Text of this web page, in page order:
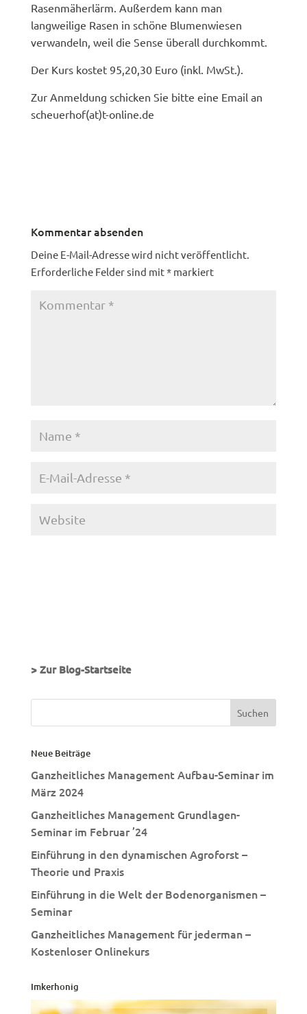
Rasenmäherlärm. Außerdem kann man
langweilige Rasen in schöne Blumenwiesen
verwandeln, weil die Sense überall durchkommt.
Der Kurs kostet 95,20,30 Euro (inkl. MwSt.).
Zur Anmeldung schicken Sie bitte eine Email an
scheuerhof(at)t-online.de
Kommentar absenden
Deine E-Mail-Adresse wird nicht veröffentlicht.
Erforderliche Felder sind mit*markiert
> Zur Blog-Startseite
Neue Beiträge
Ganzheitliches Management Aufbau-Seminar im
März 2024
Ganzheitliches Management Grundlagen-
Seminar im Februar ’24
Einführung in den dynamischen Agroforst –
Theorie und Praxis
Einführung in die Welt der Bodenorganismen –
Seminar
Ganzheitliches Management für jederman –
Kostenloser Onlinekurs
Imkerhonig